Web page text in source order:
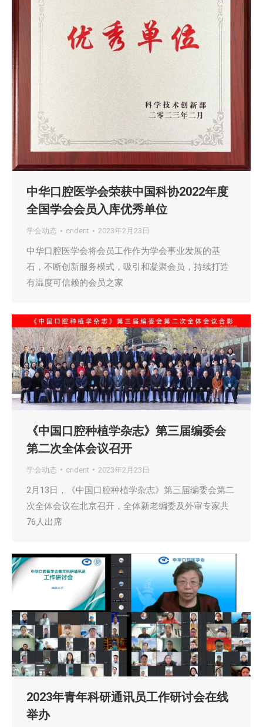
中华口腔医学会荣获中国科协2022年度
全国学会会员入库优秀单位
学会动态 cndent 2023年2月23日
中华口腔医学会将会员工作作为学会事业发展的基
石，不断创新服务模式，吸引和凝聚会员，持续打造
有温度可信赖的会员之家
《中国口腔种植学杂志》第三届编委会
第二次全体会议召开
学会动态 cndent 2023年2月23日
2月13日，《中国口腔种植学杂志》第三届编委会第二
次全体会议在北京召开，全体新老编委及外审专家共
76人出席
2023年青年科研通讯员工作研讨会在线
举办